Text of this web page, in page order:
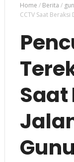
Home / Berita /
CCTV Saat
Saat